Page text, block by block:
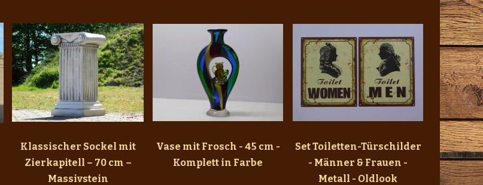
Klassischer Sockel mit
Zierkapitell – 70 cm –
Massivstein
Vase mit Frosch - 45 cm -
Komplett in Farbe
Set Toiletten-Türschilder
- Männer & Frauen -
Metall - Oldlook